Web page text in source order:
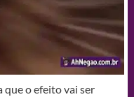
que o efeito vai ser